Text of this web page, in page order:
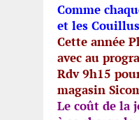
Comme
et les
Cette année
avec au
Rdv 9h15
magasin
Le coût de la